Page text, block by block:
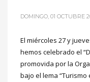
DOMINGO, 01 OCTUBRE
El miércoles 27 y
hemos celebrado el
promovida por la
bajo el lema